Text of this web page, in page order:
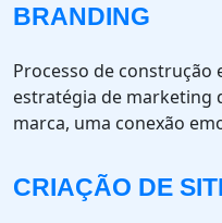
BRANDING
Processo de construção
estratégia de marketing
marca, uma conexão
CRIAÇÃO DE